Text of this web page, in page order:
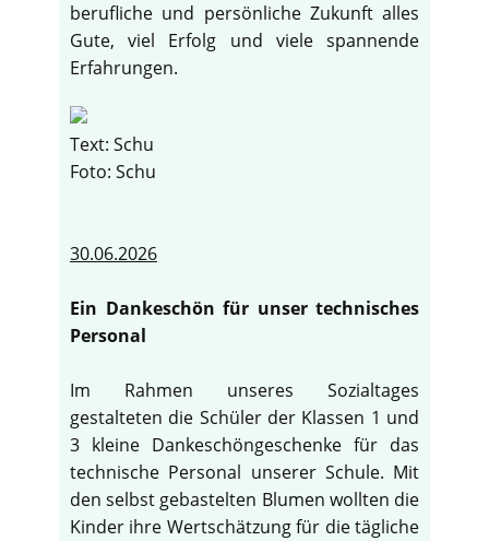
berufliche und persönliche Zukunft alles
Gute, viel Erfolg und viele spannende
Erfahrungen.
Text: Schu
Foto: Schu
30.06.2026
Ein Dankeschön für unser technisches
Personal
Im Rahmen unseres Sozialtages
gestalteten die Schüler der Klassen 1 und
3 kleine Dankeschöngeschenke für das
technische Personal unserer Schule. Mit
den selbst gebastelten Blumen wollten die
Kinder ihre Wertschätzung für die tägliche